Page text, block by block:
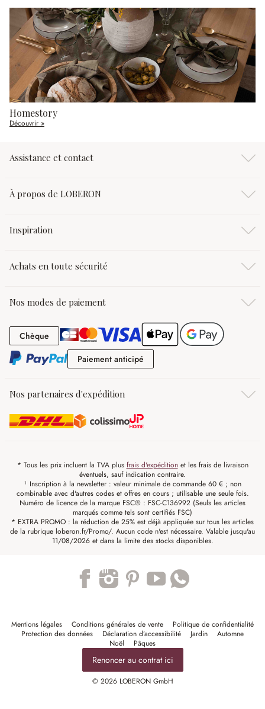
Homestory
Découvrir »
Assistance et contact
À propos de LOBERON
Inspiration
Achats en toute sécurité
Nos modes de paiement
Chèque Chèque
Paiement anticipé
Nos partenaires d'expédition
* Tous les prix incluent la TVA plus frais d'expéditionet les frais de livraison
éventuels, sauf indication contraire.
¹ Inscription à la newsletter : valeur minimale de commande 60 € ; non
combinable avec d'autres codes et offres en cours ; utilisable une seule fois.
Numéro de licence de la marque FSC® : FSC-C136992 (Seuls les articles
marqués comme tels sont certifiés FSC)
* EXTRA PROMO : la réduction de 25% est déjà appliquée sur tous les articles
de la rubrique loberon.fr/Promo/. Aucun code n'est nécessaire. Valable jusqu'au
11/08/2026 et dans la limite des stocks disponibles.
Mentions légales Conditions générales de vente
Politique de confidentialité
Protection des données
Déclaration d’accessibilité Jardin
Automne
Noël
Pâques
Renoncer au contrat ici
© 2026 LOBERON GmbH